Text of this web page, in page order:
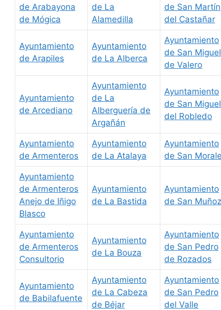
de Arabayona
de Mógica
de La
Alamedilla
de San Martín
del Castañar
Ayuntamiento
de Arapiles
Ayuntamiento
de La Alberca
Ayuntamiento
de San Miguel
de Valero
Ayuntamiento
de Arcediano
Ayuntamiento
de La
Alberguería de
Argañán
Ayuntamiento
de San Miguel
del Robledo
Ayuntamiento
de Armenteros
Ayuntamiento
de La Atalaya
Ayuntamiento
de San
Ayuntamiento
de Armenteros
Anejo de Iñigo
Blasco
Ayuntamiento
de La Bastida
Ayuntamiento
de San Muñoz
Ayuntamiento
de Armenteros
Consultorio
Ayuntamiento
de La Bouza
Ayuntamiento
de San Pedro
de Rozados
Ayuntamiento
de Babilafuente
Ayuntamiento
de La Cabeza
de Béjar
Ayuntamiento
de San Pedro
del Valle